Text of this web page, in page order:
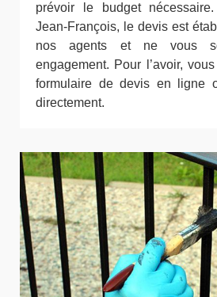
prévoir le budget
Jean-François, le devis est
nos agents et ne vous
engagement. Pour l’avoir,
formulaire de devis en ligne
directement.